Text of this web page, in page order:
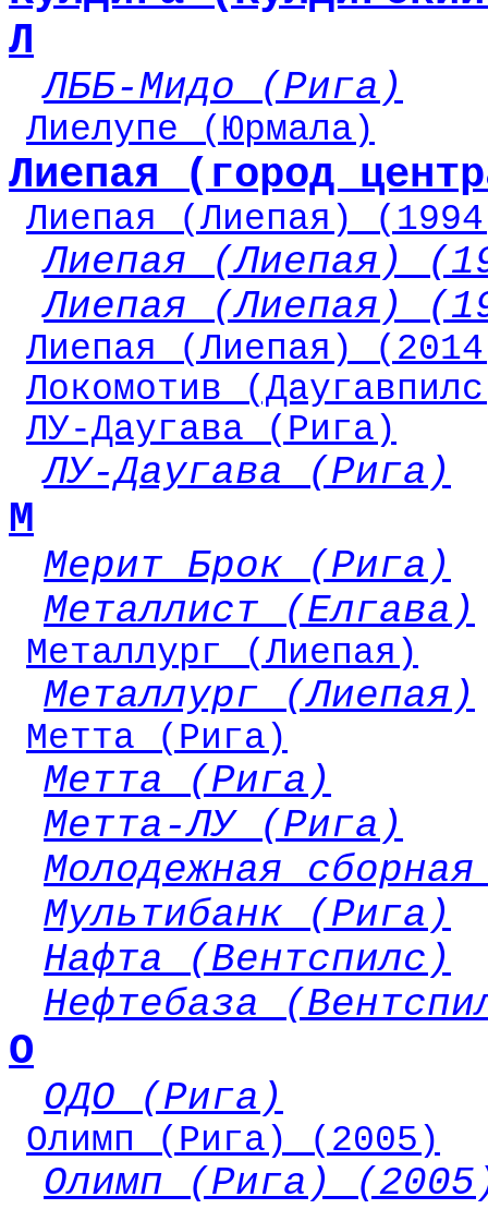
Л
ЛББ-Мидо (Рига)
Лиелупе (Юрмала)
Лиепая (город
Лиепая (Лиепая)
Лиепая (Лиепая)
Лиепая (Лиепая)
Лиепая (Лиепая)
Локомотив
ЛУ-Даугава (Рига)
ЛУ-Даугава (Рига)
М
Мерит Брок (Рига)
Металлист (Елгава)
Металлург (Лиепая)
Металлург (Лиепая)
Метта (Рига)
Метта (Рига)
Метта-ЛУ (Рига)
Молодежная
Мультибанк (Рига)
Нафта (Вентспилс)
Нефтебаза
О
ОДО (Рига)
Олимп (Рига) (2005)
Олимп (Рига)